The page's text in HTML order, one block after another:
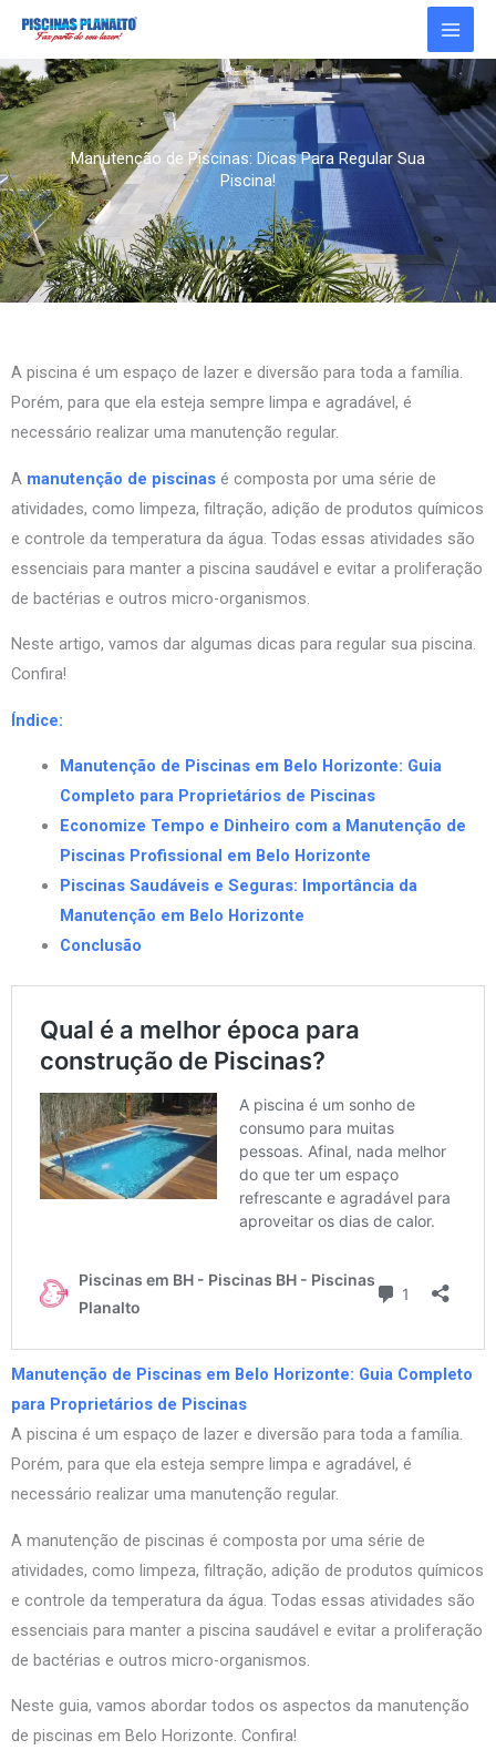
o
conteúdo
Manutenção de Piscinas: Dicas Para Regular Sua
Piscina!
A piscina é um espaço de lazer e diversão para toda a família.
Porém, para que ela esteja sempre limpa e agradável, é
necessário realizar uma manutenção regular.
A manutenção de piscinas é composta por uma série de
atividades, como limpeza, filtração, adição de produtos químicos
e controle da temperatura da água. Todas essas atividades são
essenciais para manter a piscina saudável e evitar a proliferação
de bactérias e outros micro-organismos.
Neste artigo, vamos dar algumas dicas para regular sua piscina.
Confira!
Índice:
Manutenção de Piscinas em Belo Horizonte: Guia
Completo para Proprietários de Piscinas
Economize Tempo e Dinheiro com a Manutenção de
Piscinas Profissional em Belo Horizonte
Piscinas Saudáveis e Seguras: Importância da
Manutenção em Belo Horizonte
Conclusão
Manutenção de Piscinas em Belo Horizonte: Guia Completo
para Proprietários de Piscinas
A piscina é um espaço de lazer e diversão para toda a família.
Porém, para que ela esteja sempre limpa e agradável, é
necessário realizar uma manutenção regular.
A manutenção de piscinas é composta por uma série de
atividades, como limpeza, filtração, adição de produtos químicos
e controle da temperatura da água. Todas essas atividades são
essenciais para manter a piscina saudável e evitar a proliferação
de bactérias e outros micro-organismos.
Neste guia, vamos abordar todos os aspectos da manutenção
de piscinas em Belo Horizonte. Confira!